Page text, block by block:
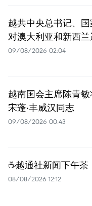
越共中央总书记、
对澳大利亚和新西
09/08/2026 02:04
越南国会主席陈青
宋蓬·丰威汉同志
09/08/2026 00:43
☕️越通社新闻下午茶
08/08/2026 12:12